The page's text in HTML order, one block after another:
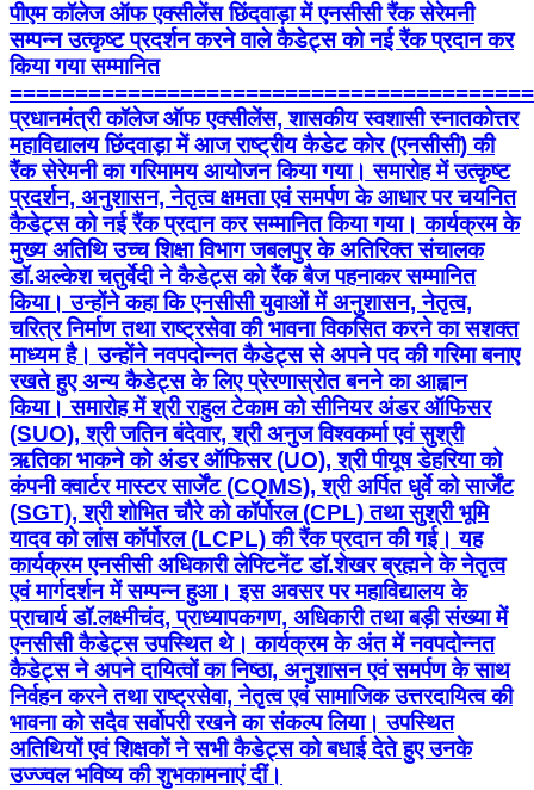
पीएम कॉलेज ऑफ एक्सीलेंस छिंदवाड़ा में एनसीसी रैंक सेरेमनी
सम्पन्न उत्कृष्ट प्रदर्शन करने वाले कैडेट्स को नई रैंक प्रदान कर
किया गया सम्मानित
प्रधानमंत्री कॉलेज ऑफ एक्सीलेंस, शासकीय स्वशासी स्नातकोत्तर
महाविद्यालय छिंदवाड़ा में आज राष्ट्रीय कैडेट कोर (एनसीसी) की
रैंक सेरेमनी का गरिमामय आयोजन किया गया। समारोह में उत्कृष्ट
प्रदर्शन, अनुशासन, नेतृत्व क्षमता एवं समर्पण के आधार पर चयनित
कैडेट्स को नई रैंक प्रदान कर सम्मानित किया गया। कार्यक्रम के
मुख्य अतिथि उच्च शिक्षा विभाग जबलपुर के अतिरिक्त संचालक
डॉ.अल्केश चतुर्वेदी ने कैडेट्स को रैंक बैज पहनाकर सम्मानित
किया। उन्होंने कहा कि एनसीसी युवाओं में अनुशासन, नेतृत्व,
चरित्र निर्माण तथा राष्ट्रसेवा की भावना विकसित करने का सशक्त
माध्यम है। उन्होंने नवपदोन्नत कैडेट्स से अपने पद की गरिमा बनाए
रखते हुए अन्य कैडेट्स के लिए प्रेरणास्रोत बनने का आह्वान
किया। समारोह में श्री राहुल टेकाम को सीनियर अंडर ऑफिसर
(SUO), श्री जतिन बंदेवार, श्री अनुज विश्वकर्मा एवं सुश्री
ऋतिका भाकने को अंडर ऑफिसर (UO), श्री पीयूष डेहरिया को
कंपनी क्वार्टर मास्टर सार्जेंट (CQMS), श्री अर्पित धुर्वे को सार्जेंट
(SGT), श्री शोभित चौरे को कॉर्पोरल (CPL) तथा सुश्री भूमि
यादव को लांस कॉर्पोरल (LCPL) की रैंक प्रदान की गई। यह
कार्यक्रम एनसीसी अधिकारी लेफ्टिनेंट डॉ.शेखर ब्रह्मने के नेतृत्व
एवं मार्गदर्शन में सम्पन्न हुआ। इस अवसर पर महाविद्यालय के
प्राचार्य डॉ.लक्ष्मीचंद, प्राध्यापकगण, अधिकारी तथा बड़ी संख्या में
एनसीसी कैडेट्स उपस्थित थे। कार्यक्रम के अंत में नवपदोन्नत
कैडेट्स ने अपने दायित्वों का निष्ठा, अनुशासन एवं समर्पण के साथ
निर्वहन करने तथा राष्ट्रसेवा, नेतृत्व एवं सामाजिक उत्तरदायित्व की
भावना को सदैव सर्वोपरी रखने का संकल्प लिया। उपस्थित
अतिथियों एवं शिक्षकों ने सभी कैडेट्स को बधाई देते हुए उनके
उज्ज्वल भविष्य की शुभकामनाएं दीं।